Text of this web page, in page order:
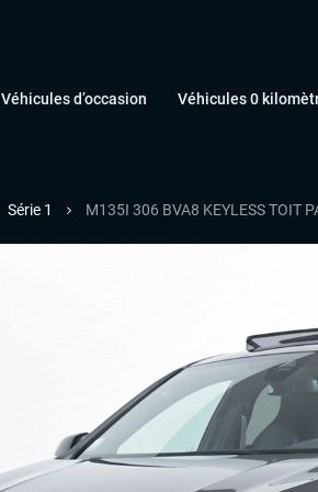
Véhicules d’occasion Véhicules 0
Série 1 M135I 306 BVA8 KEYLESS TOIT